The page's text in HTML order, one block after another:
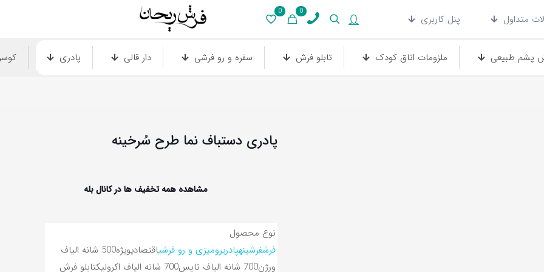
متداول پنل کاربری
0
0
پشم طبیعی ملزومات اتاق کودک تابلو فرش سفره و رو فرشی دار قالی پادری
پادری دستباف نما طرح سُرخینه
مشاهده همه تخفیف ها در کانال بله
نوع محصول
فرشفرشینهپادریرومیزی و رو فرشیاقتصادیویژه
500 شانه الیاف
ورژن700 شانه الیاف تاپس 700 شانه الیاف اکرولیک
تابلو فرش